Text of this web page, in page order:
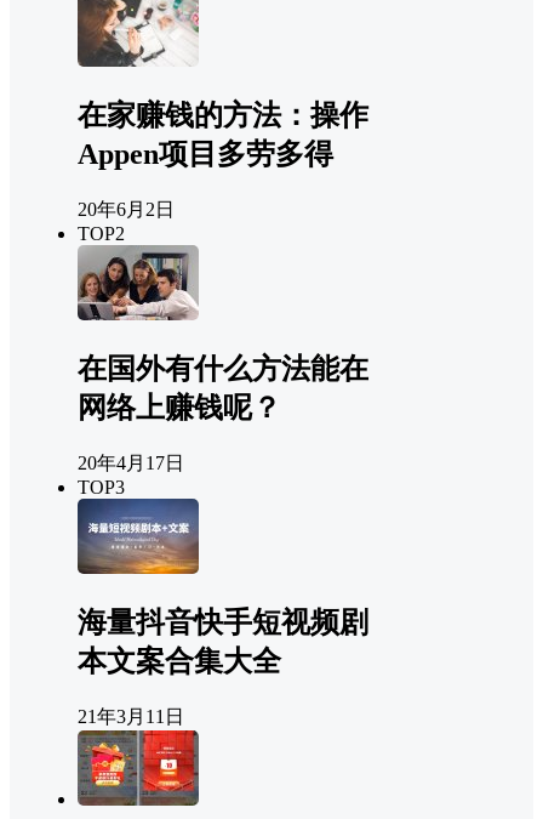
在家赚钱的方法：操作
Appen项目多劳多得
20年6月2日
TOP2
在国外有什么方法能在
网络上赚钱呢？
20年4月17日
TOP3
海量抖音快手短视频剧
本文案合集大全
21年3月11日